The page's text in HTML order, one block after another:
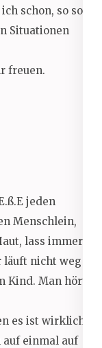
schon, so so
Situationen
freuen.
jeden
Menschlein,
lass immer
läuft nicht weg
Kind. Man hört
es ist wirklich
auf einmal auf